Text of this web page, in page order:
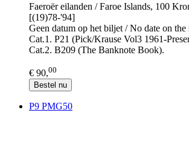
Faeroër eilanden / Faroe Islands, 100
[(19)78-'94]
Geen datum op het biljet / No date on the
Cat.1. P21 (Pick/Krause Vol3 1961-
Cat.2. B209 (The Banknote Book).
€ 90,00
Bestel nu
P9 PMG50